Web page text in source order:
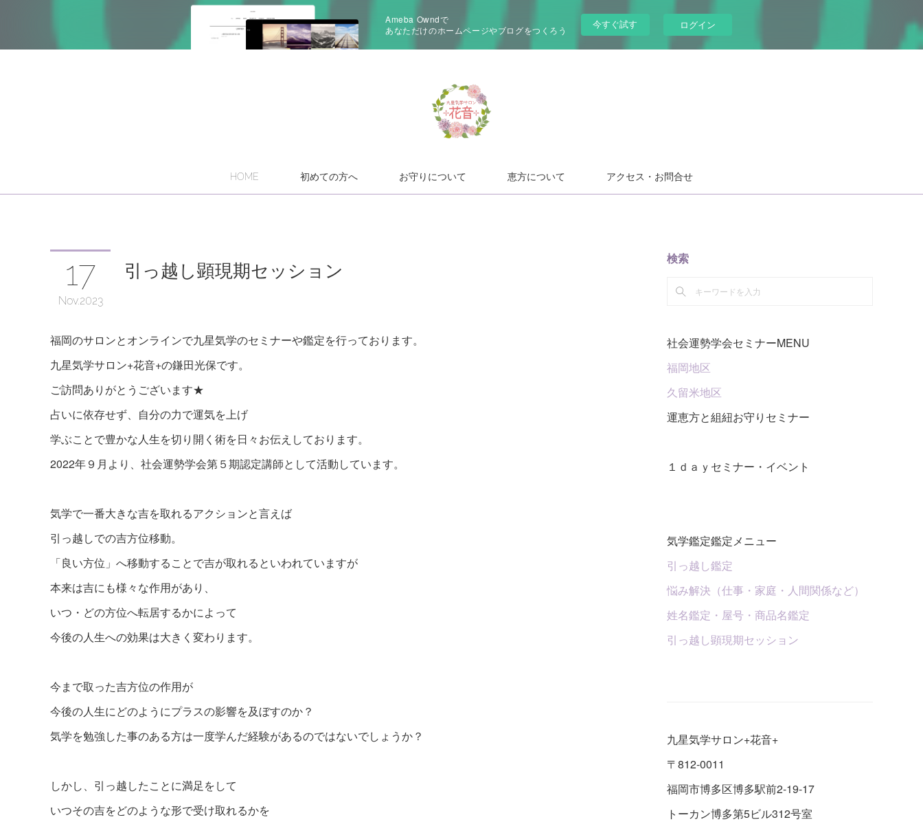
Ameba Owndで
あなただけのホームページやブログをつくろう
今すぐ試す ログイン
HOME 初めての方へ お守りについて 恵方について アクセス・お問合せ
17
Nov 2023
引っ越し顕現期セッション
福岡のサロンとオンラインで九星気学のセミナーや鑑定を行っております。
九星気学サロン+花音+の鎌田光保です。
ご訪問ありがとうございます★
占いに依存せず、自分の力で運気を上げ
学ぶことで豊かな人生を切り開く術を日々お伝えしております。
2022年９月より、社会運勢学会第５期認定講師として活動しています。
気学で一番大きな吉を取れるアクションと言えば
引っ越しでの吉方位移動。
「良い方位」へ移動することで吉が取れるといわれていますが
本来は吉にも様々な作用があり、
いつ・どの方位へ転居するかによって
今後の人生への効果は大きく変わります。
今まで取った吉方位の作用が
今後の人生にどのようにプラスの影響を及ぼすのか？
気学を勉強した事のある方は一度学んだ経験があるのではないでしょうか？
しかし、引っ越したことに満足をして
いつその吉をどのような形で受け取れるかを
検索
社会運勢学会セミナーMENU
福岡地区
久留米地区
運恵方と組紐お守りセミナー
１ｄａｙセミナー・イベント
気学鑑定鑑定メニュー
引っ越し鑑定
悩み解決（仕事・家庭・人間関係など）
姓名鑑定・屋号・商品名鑑定
引っ越し顕現期セッション
九星気学サロン+花音+
〒812-0011
福岡市博多区博多駅前2-19-17
トーカン博多第5ビル312号室